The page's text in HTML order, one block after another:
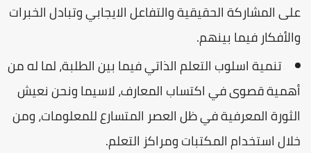
على المشاركة الحقيقية والتفاعل الايجابي وتبادل الخبرات
والأفكار فيما بينهم.
تنمية اسلوب التعلم الذاتي فيما بين الطلبة، لما له من
أهمية قصوى في اكتساب المعارف، لاسيما ونحن نعيش
الثورة المعرفية في ظل العصر المتسارع للمعلومات، ومن
خلال استخدام المكتبات ومراكز التعلم.